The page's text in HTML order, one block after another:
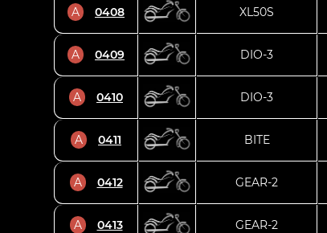
A 0408 XL50S
A 0409 DIO-3
A 0410 DIO-3
A 0411 BITE
A 0412 GEAR-2
A 0413 GEAR-2